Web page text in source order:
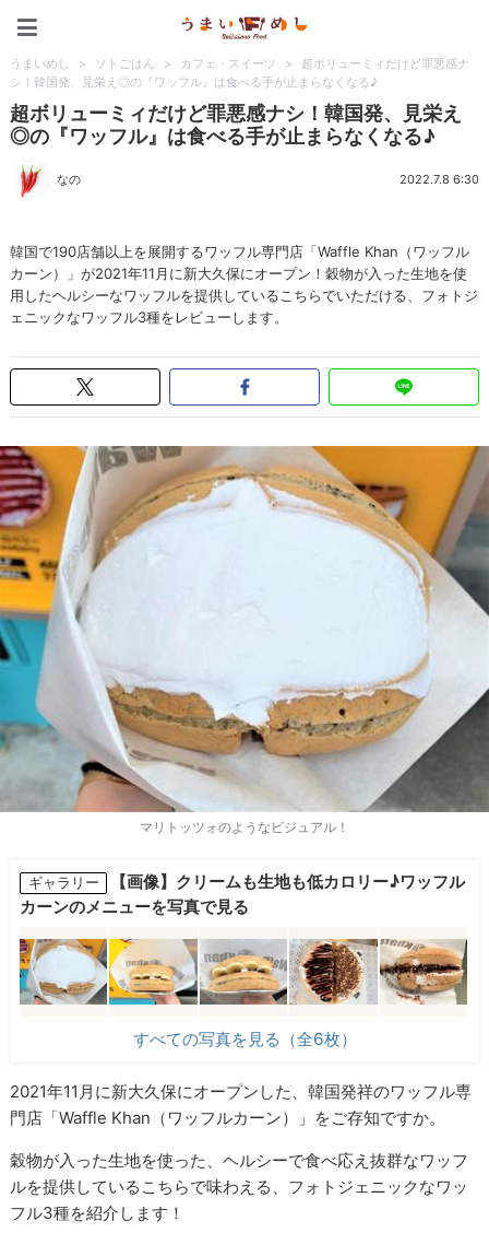
うまいめし > ソトごはん > カフェ・スイーツ >
超ボリューミィだけど罪悪感ナ
シ！韓国発、見栄え◎の『ワッフル』は食べる手が止まらなくなる♪
超ボリューミィだけど罪悪感ナシ！韓国発、見栄え
◎の『ワッフル』は食べる手が止まらなくなる♪
なの 2022.7.8 6:30
韓国で190店舗以上を展開するワッフル専門店「Waffle Khan（ワッフル
カーン）」が2021年11月に新大久保にオープン！穀物が入った生地を使
用したヘルシーなワッフルを提供しているこちらでいただける、フォトジ
ェニックなワッフル3種をレビューします。
マリトッツォのようなビジュアル！
ギャラリー
【画像】クリームも生地も低カロリー♪ワッフル
カーンのメニューを写真で見る
すべての写真を見る（全6枚）
2021年11月に新大久保にオープンした、韓国発祥のワッフル専
門店「Waffle Khan（ワッフルカーン）」をご存知ですか。
穀物が入った生地を使った、ヘルシーで食べ応え抜群なワッフ
ルを提供しているこちらで味わえる、フォトジェニックなワッ
フル3種を紹介します！